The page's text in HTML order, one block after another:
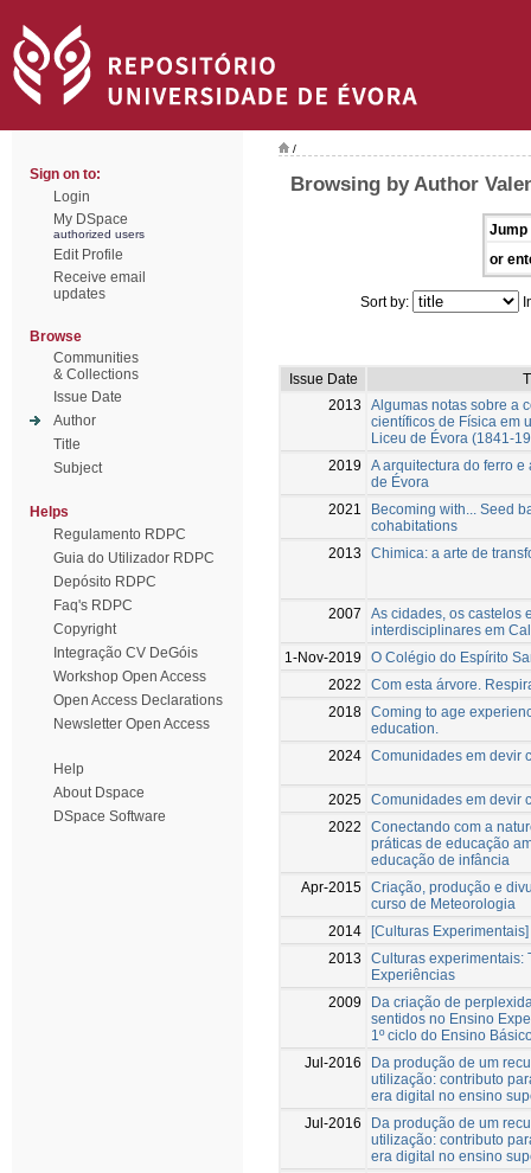
Sign on to:
Login
My DSpace
authorized users
Edit Profile
Receive email
updates
Browse
Communities
& Collections
Issue Date
Author
Title
Subject
Helps
Regulamento RDPC
Guia do Utilizador RDPC
Depósito RDPC
Faq's RDPC
Copyright
Integração CV DeGóis
Workshop Open Access
Open Access Declarations
Newsletter Open Access
Help
About Dspace
DSpace Software
/
Browsing by Author
Jump
or
Sort by:
Issue Date
2013
Algumas notas sobre a
científicos de Física em
Liceu de Évora (1841-
2019
A arquitectura do ferro
de Évora
2021
Becoming with... Seed
cohabitations
2013
Chimica: a arte de
2007
As cidades, os castelos
interdisciplinares em
1-Nov-2019
O Colégio do Espírito
2022
Com esta árvore.
2018 Coming to age
education.
2024 Comunidades em devir
2025 Comunidades em devir
2022
Conectando com a
práticas de educação
educação de infância
Apr-2015 Criação, produção e
curso de Meteorologia
2014 [Culturas
2013
Culturas experimentais:
Experiências
2009
Da criação de
sentidos no Ensino
1º ciclo do Ensino
Jul-2016
Da produção de um
utilização: contributo
era digital no ensino
Jul-2016
Da produção de um
utilização: contributo
era digital no ensino